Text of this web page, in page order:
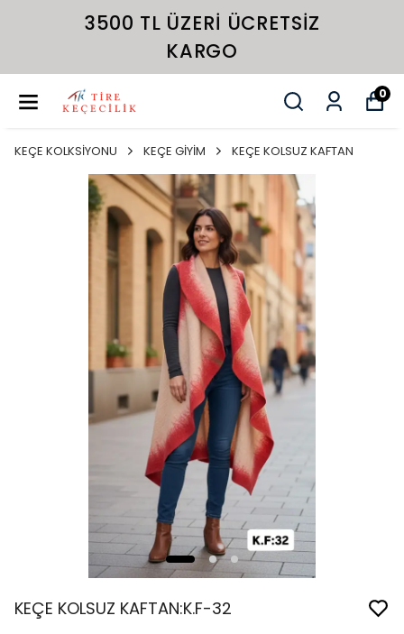
3500 TL ÜZERI ÜCRETSIZ
KARGO
0
KEÇE KOLKSİYONU KEÇE GİYİM KEÇE KOLSUZ KAFTAN
KEÇE KOLSUZ KAFTAN:K.F-32